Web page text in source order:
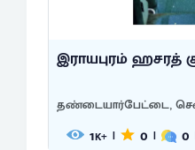
இராயபுரம் ஹசரத்
தண்டையார்பேட்டை,
1K+ | 0 | 0